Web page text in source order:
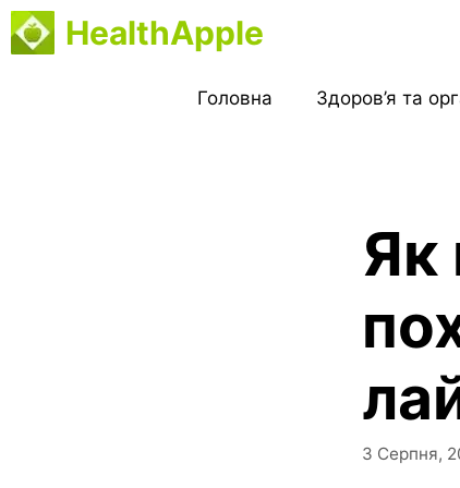
Перейти
до
HealthApple
Головна Здоров’я та
Як
3 Серпня,